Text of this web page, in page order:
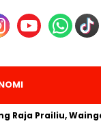
Waingapu!